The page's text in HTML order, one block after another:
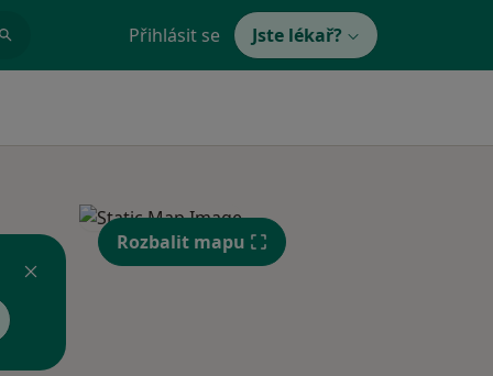
Přihlásit se Jste lékař?
Rozbalit mapu